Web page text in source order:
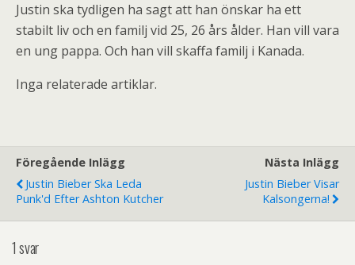
Justin ska tydligen ha sagt att han önskar ha ett
stabilt liv och en familj vid 25, 26 års ålder. Han vill vara
en ung pappa. Och han vill skaffa familj i Kanada.
Inga relaterade artiklar.
Föregående Inlägg
Justin Bieber Ska Leda
Punk'd Efter Ashton Kutcher
Nästa Inlägg
Justin Bieber Visar
Kalsongerna!
1 svar